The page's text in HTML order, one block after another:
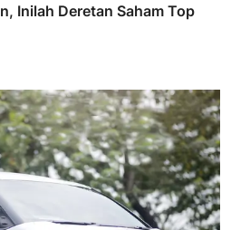
Inilah Deretan Saham Top